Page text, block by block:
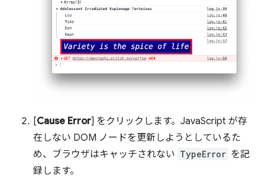
[Cause Error] をクリックします。JavaScript が存
在しない DOM ノードを更新しようとしているた
め、ブラウザはキャッチされない TypeError を記
録します。